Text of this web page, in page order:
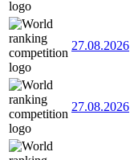
27.08.2026
27.08.2026